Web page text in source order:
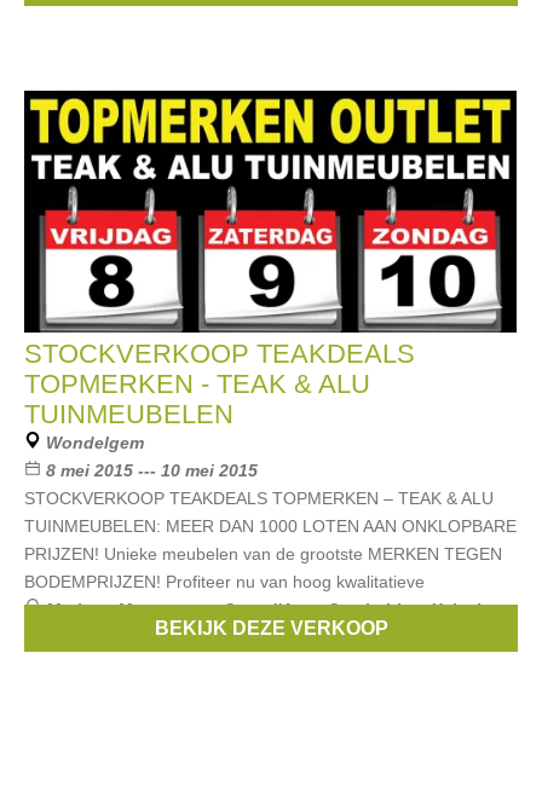
STOCKVERKOOP TEAKDEALS
TOPMERKEN - TEAK & ALU
TUINMEUBELEN
Wondelgem
8 mei 2015 --- 10 mei 2015
STOCKVERKOOP TEAKDEALS TOPMERKEN – TEAK & ALU
TUINMEUBELEN: MEER DAN 1000 LOTEN AAN ONKLOPBARE
PRIJZEN! Unieke meubelen van de grootste MERKEN TEGEN
BODEMPRIJZEN! Profiteer nu van hoog kwalitatieve
Merken:Mamagreen,Cote d'Azur,Castle-Line,Xcluziv,
BEKIJK DEZE VERKOOP